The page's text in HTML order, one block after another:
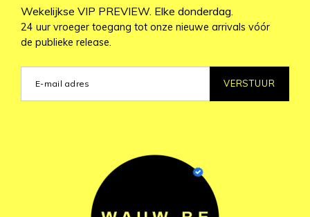
Wekelijkse VIP PREVIEW. Elke donderdag.
24 uur vroeger toegang tot onze nieuwe arrivals vóór
de publieke release.
VERSTUUR